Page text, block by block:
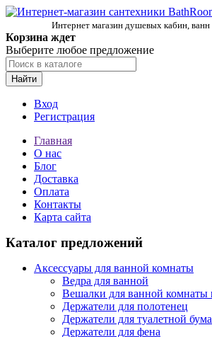
Интернет магазин душевых кабин, ванн
Корзина ждет
Выберите любое предложение
Найти
Вход
Регистрация
Главная
О нас
Блог
Доставка
Оплата
Контакты
Карта сайта
Каталог предложений
Аксессуары для ванной комнаты
Ведра для ванной
Вешалки для ванной комнаты
Держатели для полотенец
Держатели для туалетной
Держатели для фена